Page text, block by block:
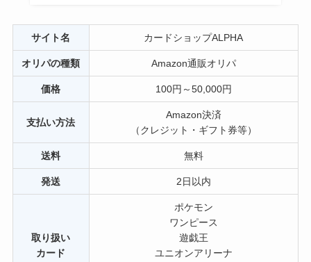
サイト名 カードショップALPHA
オリパの種類 Amazon通販オリパ
価格 100円～50,000円
支払い方法
Amazon決済
（クレジット・ギフト券等）
送料 無料
発送 2日以内
取り扱い
カード
ポケモン
ワンピース
遊戯王
ユニオンアリーナ